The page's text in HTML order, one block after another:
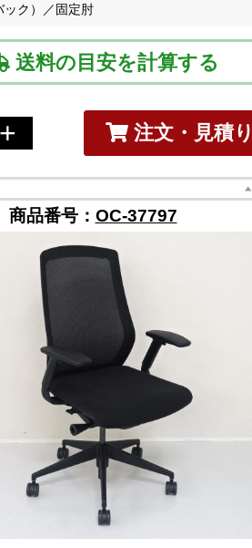
ック）／固定肘
送料の目安を計算する
注文・見積
商品番号： OC-37797